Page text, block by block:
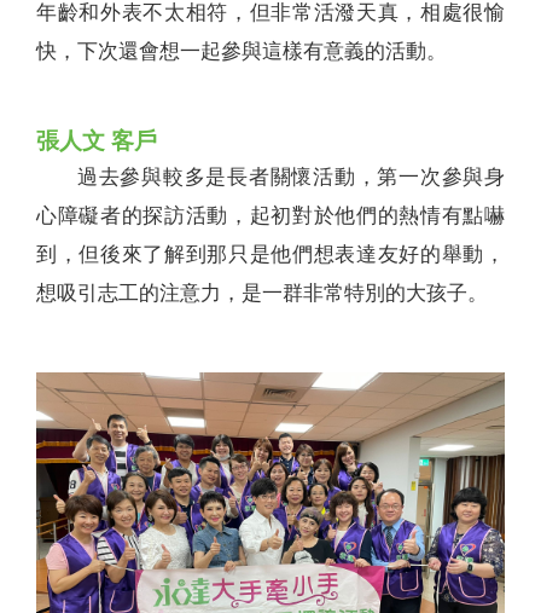
年齡和外表不太相符，但非常活潑天真，相處很愉
快，下次還會想一起參與這樣有意義的活動。
張人文 客戶
過去參與較多是長者關懷活動，第一次參與身
心障礙者的探訪活動，起初對於他們的熱情有點嚇
到，但後來了解到那只是他們想表達友好的舉動，
想吸引志工的注意力，是一群非常特別的大孩子。